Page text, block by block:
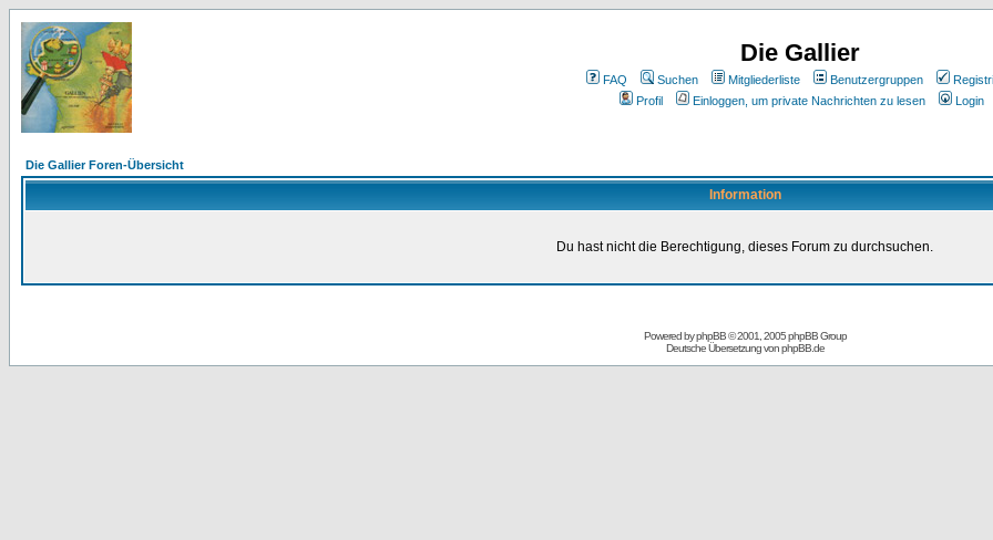
Die Gallier
FAQ Suchen Mitgliederliste Benutzergruppen
Profil
Einloggen, um private Nachrichten zu lesen Login
Die Gallier Foren-Übersicht
Information
Du hast nicht die Berechtigung, dieses Forum zu durchsuchen.
Powered byphpBB© 2001, 2005 phpBB Group
Deutsche Übersetzung vonphpBB.de